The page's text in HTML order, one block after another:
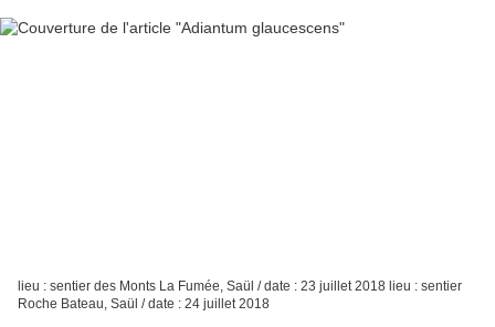
lieu : sentier des Monts La Fumée, Saül / date : 23 juillet 2018 lieu : sentier
Roche Bateau, Saül / date : 24 juillet 2018